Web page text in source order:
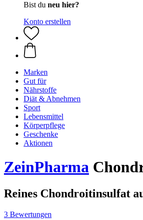
Bist du neu hier?
Konto erstellen
Marken
Gut für
Nährstoffe
Diät & Abnehmen
Sport
Lebensmittel
Körperpflege
Geschenke
Aktionen
ZeinPharma
Reines Chondroitinsulfat
3 Bewertungen